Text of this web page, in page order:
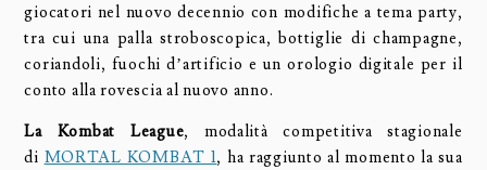
giocatori nel nuovo decennio con modifiche a tema party,
tra cui una palla stroboscopica, bottiglie di champagne,
coriandoli, fuochi d’artificio e un orologio digitale per il
conto alla rovescia al nuovo anno.
La Kombat League, modalità competitiva stagionale
di MORTAL KOMBAT 1, ha raggiunto al momento la sua